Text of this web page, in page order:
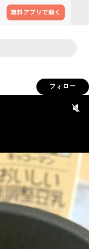
フォロー